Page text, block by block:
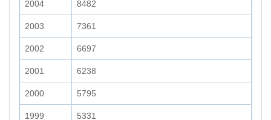
2004 8482
2003 7361
2002 6697
2001 6238
2000 5795
1999 5331